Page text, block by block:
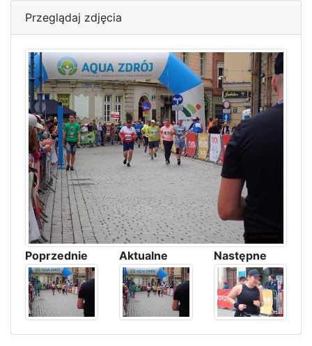
Przeglądaj zdjęcia
Poprzednie Aktualne Następne